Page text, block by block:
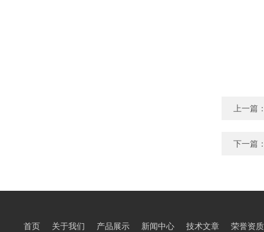
上一篇
下一篇
首页 关于我们 产品展示 新闻中心 技术文章 荣誉资质